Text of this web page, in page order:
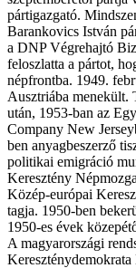
pártigazgató.
Barankovics István
a DNP Végrehajtó
feloszlatta a pártot,
népfrontba. 1949.
Ausztriába menekült.
után, 1953-ban az
Company New
ben anyagbeszerző
politikai emigráció
Keresztény
Közép-európai
tagja. 1950-ben
1950-es évek
A magyarországi